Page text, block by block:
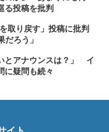
る投稿を批判
取り戻す」投稿に批判
ろう」
とアナウンスは？」 イ
に疑問も続々